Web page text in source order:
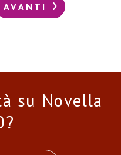
AVANTI
su Novella